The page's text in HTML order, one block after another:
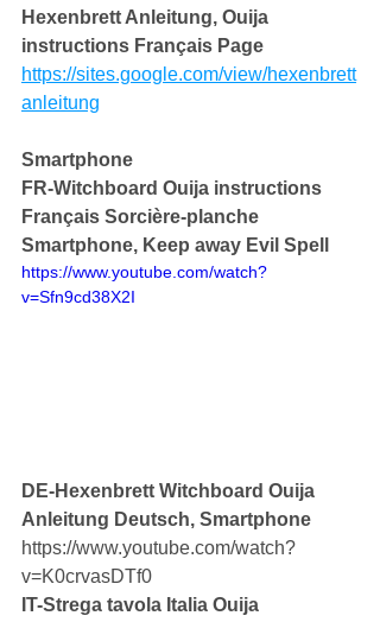
Hexenbrett Anleitung, Ouija
instructions Français Page
https://sites.google.com/view/hexenbrett
anleitung
Smartphone
FR-Witchboard Ouija instructions
Français Sorcière-planche
Smartphone, Keep away Evil Spell
https://www.youtube.com/watch?
v=Sfn9cd38X2I
DE-Hexenbrett Witchboard Ouija
Anleitung Deutsch, Smartphone
https://www.youtube.com/watch?
v=K0crvasDTf0
IT-Strega tavola Italia Ouija